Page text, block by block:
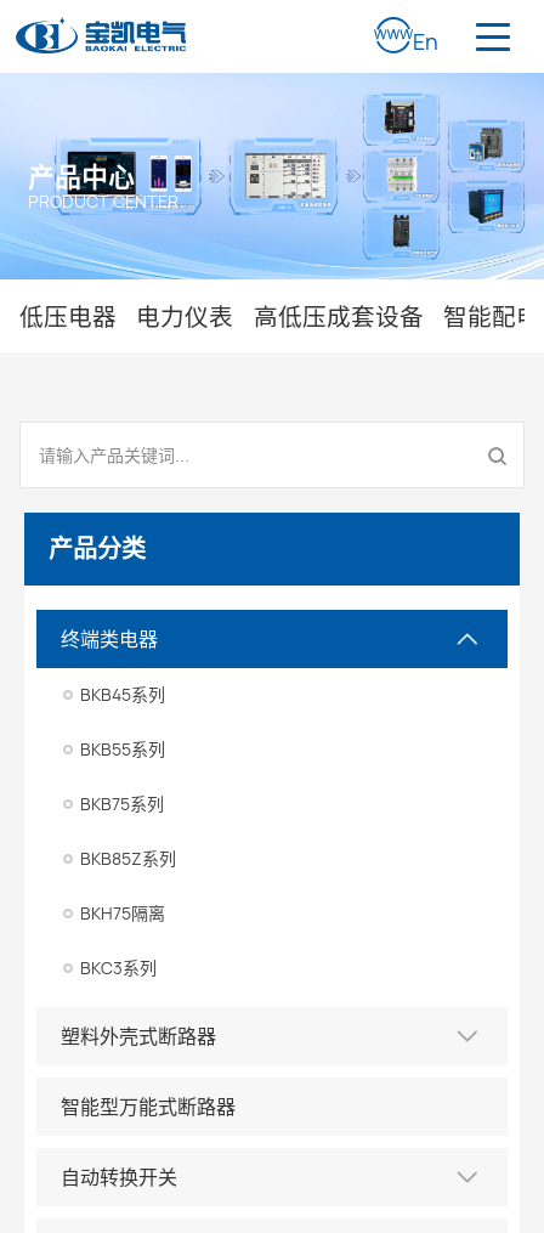
En
产品中心
PRODUCT CENTER
低压电器 电力仪表 高低压成套设备 智能配
产品分类
终端类电器
BKB45系列
BKB55系列
BKB75系列
BKB85Z系列
BKH75隔离
BKC3系列
塑料外壳式断路器
智能型万能式断路器
自动转换开关